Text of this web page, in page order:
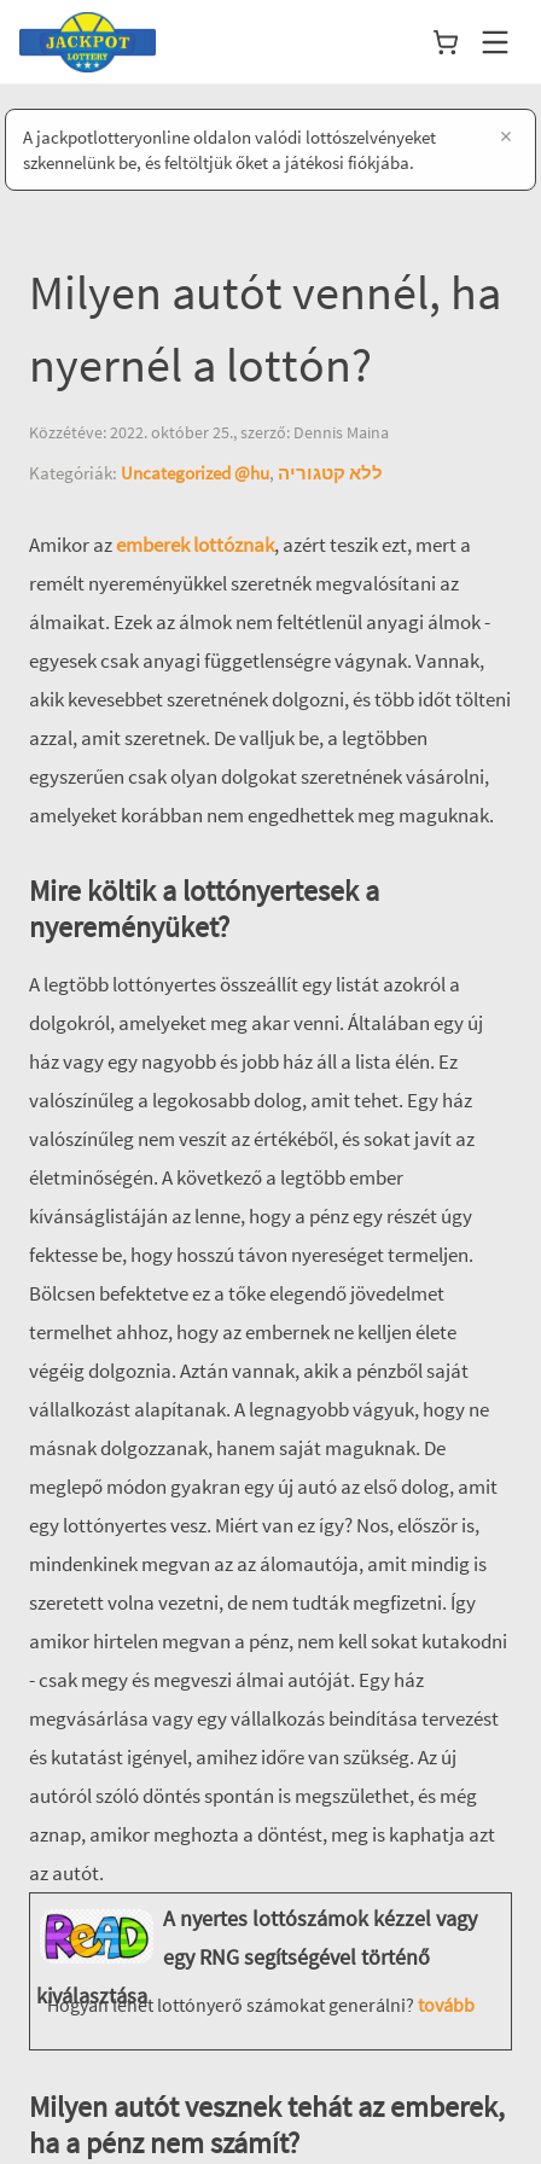
A jackpotlotteryonline oldalon valódi lottószelvényeket
szkennelünk be, és feltöltjük őket a játékosi fiókjába.
×
Milyen autót vennél, ha
nyernél a lottón?
Közzétéve: 2022. október 25., szerző: Dennis Maina
Kategóriák: Uncategorized @hu, ללא קטגוריה
Amikor azemberek lottóznak, azért teszik ezt, mert a
remélt nyereményükkel szeretnék megvalósítani az
álmaikat. Ezek az álmok nem feltétlenül anyagi álmok -
egyesek csak anyagi függetlenségre vágynak. Vannak,
akik kevesebbet szeretnének dolgozni, és több időt tölteni
azzal, amit szeretnek. De valljuk be, a legtöbben
egyszerűen csak olyan dolgokat szeretnének vásárolni,
amelyeket korábban nem engedhettek meg maguknak.
Mire költik a lottónyertesek a
nyereményüket?
A legtöbb lottónyertes összeállít egy listát azokról a
dolgokról, amelyeket meg akar venni. Általában egy új
ház vagy egy nagyobb és jobb ház áll a lista élén. Ez
valószínűleg a legokosabb dolog, amit tehet. Egy ház
valószínűleg nem veszít az értékéből, és sokat javít az
életminőségén. A következő a legtöbb ember
kívánságlistáján az lenne, hogy a pénz egy részét úgy
fektesse be, hogy hosszú távon nyereséget termeljen.
Bölcsen befektetve ez a tőke elegendő jövedelmet
termelhet ahhoz, hogy az embernek ne kelljen élete
végéig dolgoznia. Aztán vannak, akik a pénzből saját
vállalkozást alapítanak. A legnagyobb vágyuk, hogy ne
másnak dolgozzanak, hanem saját maguknak. De
meglepő módon gyakran egy új autó az első dolog, amit
egy lottónyertes vesz. Miért van ez így? Nos, először is,
mindenkinek megvan az az álomautója, amit mindig is
szeretett volna vezetni, de nem tudták megfizetni. Így
amikor hirtelen megvan a pénz, nem kell sokat kutakodni
- csak megy és megveszi álmai autóját. Egy ház
megvásárlása vagy egy vállalkozás beindítása tervezést
és kutatást igényel, amihez időre van szükség. Az új
autóról szóló döntés spontán is megszülethet, és még
aznap, amikor meghozta a döntést, meg is kaphatja azt
az autót.
A nyertes lottószámok kézzel vagy
egy RNG segítségével történő
kiválasztása
Hogyan lehet lottónyerő számokat generálni? tovább
Milyen autót vesznek tehát az emberek,
ha a pénz nem számít?